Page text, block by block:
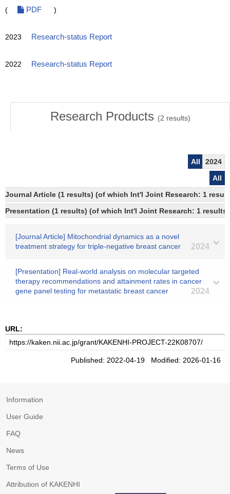
(
PDF )
2023 Research-status Report
2022 Research-status Report
Research Products (2 results)
All
2024
All
Journal Article (1 results) (of which Int'l Joint Research: 1
Presentation (1 results) (of which Int'l Joint Research: 1 results)
[Journal Article] Mitochondrial dynamics as a novel
treatment strategy for triple‐negative breast cancer
2024
[Presentation] Real-world analysis on molecular targeted
therapy recommendations and attainment rates in cancer
gene panel testing for metastatic breast cancer
2024
URL:
Published: 2022-04-19 Modified: 2026-01-16
Information
User Guide
FAQ
News
Terms of Use
Attribution of KAKENHI